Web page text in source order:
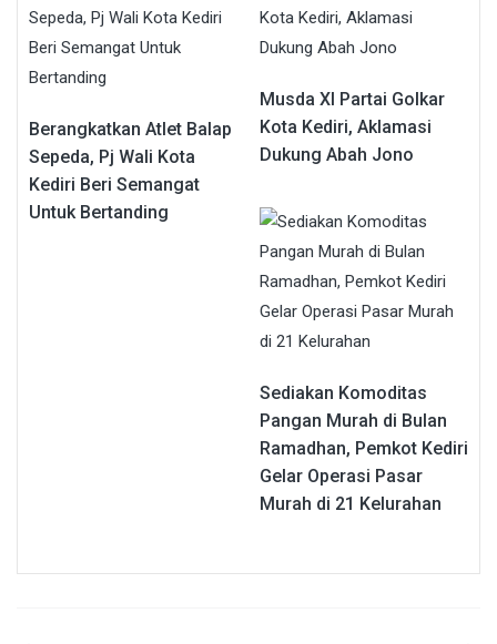
Berangkatkan Atlet Balap
Sepeda, Pj Wali Kota
Kediri Beri Semangat
Untuk Bertanding
Musda XI Partai Golkar
Kota Kediri, Aklamasi
Dukung Abah Jono
Sediakan Komoditas
Pangan Murah di Bulan
Ramadhan, Pemkot Kediri
Gelar Operasi Pasar
Murah di 21 Kelurahan